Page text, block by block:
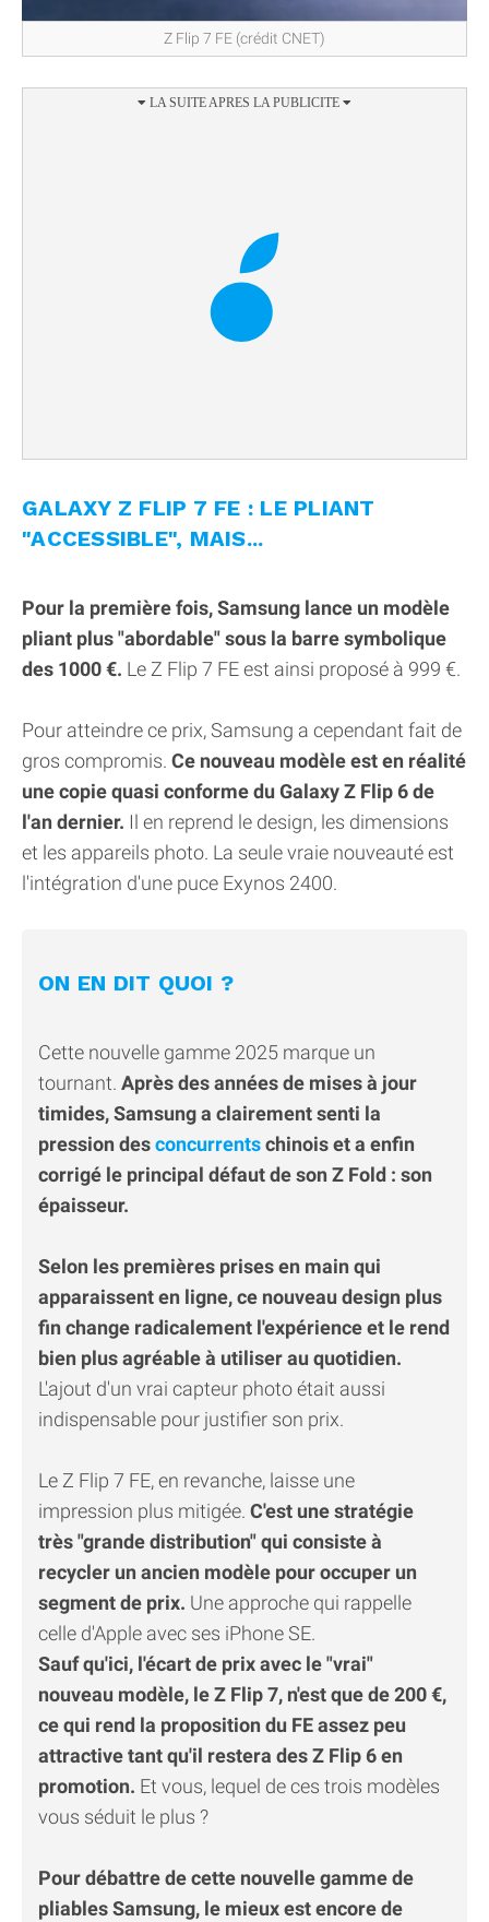
Z Flip 7 FE (crédit CNET)
GALAXY Z FLIP 7 FE : LE PLIANT
"ACCESSIBLE", MAIS...
Pour la première fois, Samsung lance un modèle
pliant plus "abordable" sous la barre symbolique
des 1000 €. Le Z Flip 7 FE est ainsi proposé à 999 €.
Pour atteindre ce prix, Samsung a cependant fait de
gros compromis. Ce nouveau modèle est en réalité
une copie quasi conforme du Galaxy Z Flip 6 de
l'an dernier. Il en reprend le design, les dimensions
et les appareils photo. La seule vraie nouveauté est
l'intégration d'une puce Exynos 2400.
ON EN DIT QUOI ?
Cette nouvelle gamme 2025 marque un
tournant. Après des années de mises à jour
timides, Samsung a clairement senti la
pression desconcurrentschinois et a enfin
corrigé le principal défaut de son Z Fold : son
épaisseur.
Selon les premières prises en main qui
apparaissent en ligne, ce nouveau design plus
fin change radicalement l'expérience et le rend
bien plus agréable à utiliser au quotidien.
L'ajout d'un vrai capteur photo était aussi
indispensable pour justifier son prix.
Le Z Flip 7 FE, en revanche, laisse une
impression plus mitigée. C'est une stratégie
très "grande distribution" qui consiste à
recycler un ancien modèle pour occuper un
segment de prix. Une approche qui rappelle
celle d'Apple avec ses iPhone SE.
Sauf qu'ici, l'écart de prix avec le "vrai"
nouveau modèle, le Z Flip 7, n'est que de 200 €,
ce qui rend la proposition du FE assez peu
attractive tant qu'il restera des Z Flip 6 en
promotion. Et vous, lequel de ces trois modèles
vous séduit le plus ?
Pour débattre de cette nouvelle gamme de
pliables Samsung, le mieux est encore de